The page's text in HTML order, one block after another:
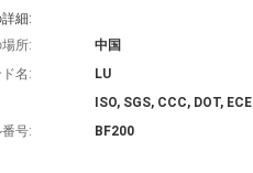
細:
所:
中国
名:
LU
ISO, SGS, CCC, DOT, ECE
号:
BF200